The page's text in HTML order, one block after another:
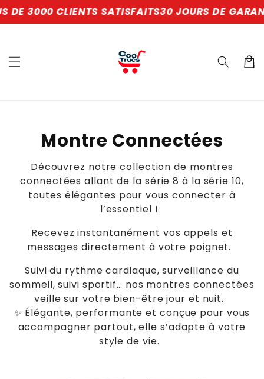
passer
au
DE 3000 CLIENTS SATISFAITS30 JOURS DE
Panier
C
o
l
l
e
c
t
i
o
n
Montre Connectées
Découvrez notre collection de montres
connectées allant de la série 8 à la série 10,
toutes élégantes pour vous connecter à
l’essentiel !
Recevez instantanément vos appels et
messages directement à votre poignet.
Suivi du rythme cardiaque, surveillance du
sommeil, suivi sportif… nos montres connectées
veille sur votre bien-être jour et nuit.
✨ Élégante, performante et conçue pour vous
accompagner partout, elle s’adapte à votre
style de vie.